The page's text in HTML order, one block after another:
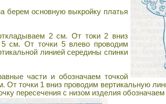
берем основную выкройку платья
2 см. От токи 2 вниз
см. От точки 5 влево проводим
линией середины спинки
части и обозначаем точкой
От точки 1 вниз проводим вертикальную
пересечения с низом изделия